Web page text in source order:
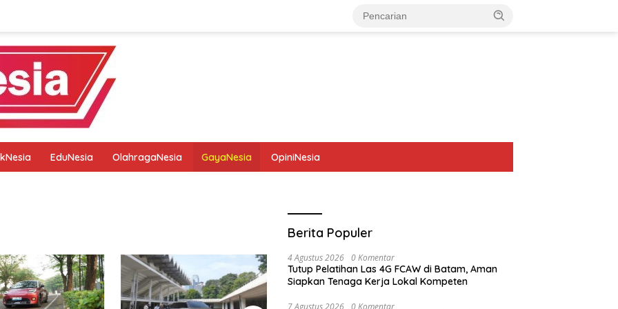
EduNesia OlahragaNesia GayaNesia OpiniNesia
Berita Populer
4 Agustus 2026 0 Komentar
Tutup Pelatihan Las 4G FCAW di Batam, Aman
Siapkan Tenaga Kerja Lokal Kompeten